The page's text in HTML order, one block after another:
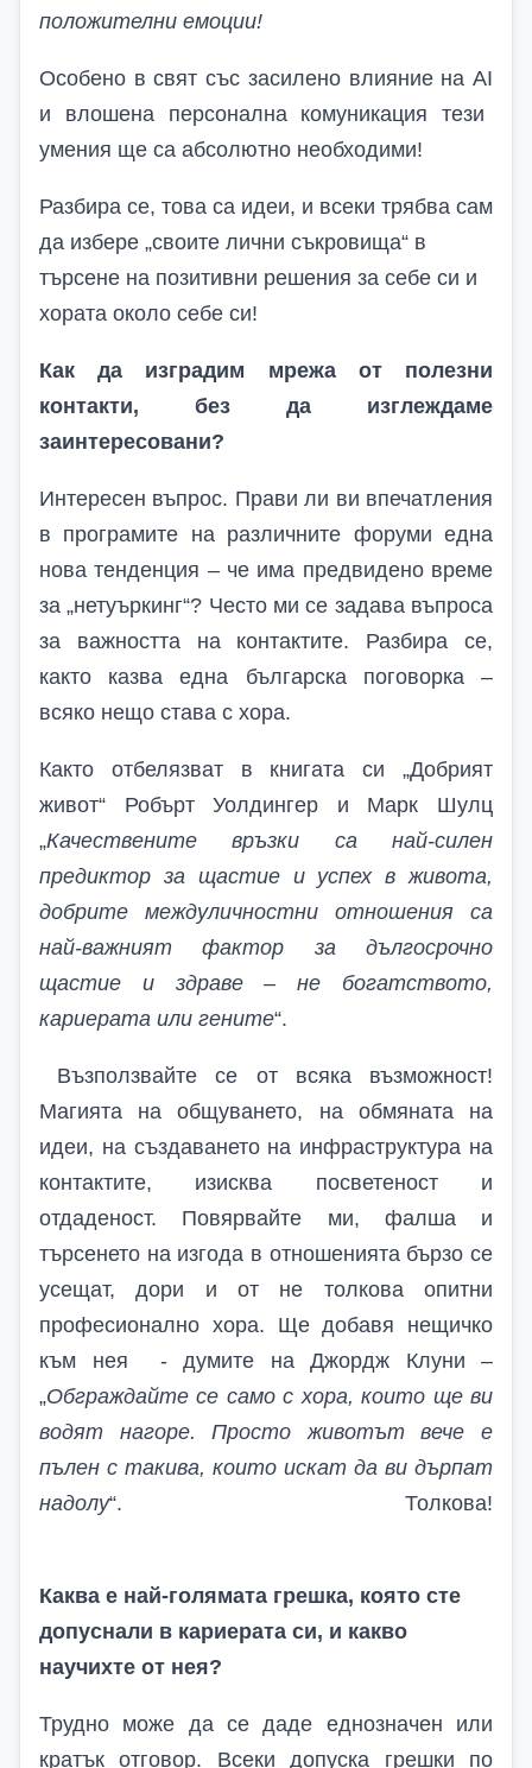
положителни емоции!
Особено в свят със засилено влияние на АI
и влошена персонална комуникация тези
умения ще са абсолютно необходими!
Разбира се, това са идеи, и всеки трябва сам
да избере „своите лични съкровища“ в
търсене на позитивни решения за себе си и
хората около себе си!
Как да изградим мрежа от полезни
контакти, без да изглеждаме
заинтересовани?
Интересен въпрос. Прави ли ви впечатления
в програмите на различните форуми една
нова тенденция – че има предвидено време
за „нетуъркинг“? Често ми се задава въпроса
за важността на контактите. Разбира се,
както казва една българска поговорка –
всяко нещо става с хора.
Както отбелязват в книгата си „Добрият
живот“ Робърт Уолдингер и Марк Шулц
„Качествените връзки са най-силен
предиктор за щастие и успех в живота,
добрите междуличностни отношения са
най-важният фактор за дългосрочно
щастие и здраве – не богатството,
кариерата или гените“.
Възползвайте се от всяка възможност!
Магията на общуването, на обмяната на
идеи, на създаването на инфраструктура на
контактите, изисква посветеност и
отдаденост. Повярвайте ми, фалша и
търсенето на изгода в отношенията бързо се
усещат, дори и от не толкова опитни
професионално хора. Ще добавя нещичко
към нея - думите на Джордж Клуни –
„Обграждайте се само с хора, които ще ви
водят нагоре. Просто животът вече е
пълен с такива, които искат да ви дърпат
надолу“. Толкова!
Каква е най-голямата грешка, която сте
допуснали в кариерата си, и какво
научихте от нея?
Трудно може да се даде еднозначен или
кратък отговор. Всеки допуска грешки по